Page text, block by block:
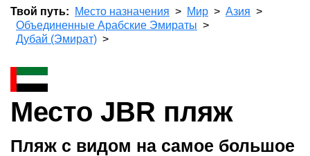
Твой путь: Место назначения Мир
Азия
Объединенные Арабские Эмираты
Дубай (Эмират)
Место JBR пляж
Пляж с видом на самое большое